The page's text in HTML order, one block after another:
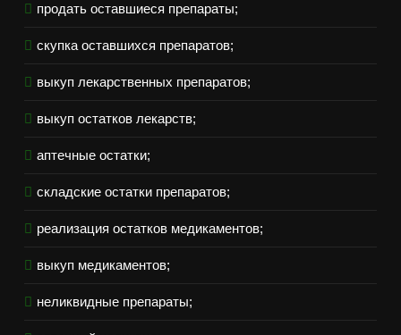
продать оставшиеся препараты;
скупка оставшихся препаратов;
выкуп лекарственных препаратов;
выкуп остатков лекарств;
аптечные остатки;
складские остатки препаратов;
реализация остатков медикаментов;
выкуп медикаментов;
неликвидные препараты;